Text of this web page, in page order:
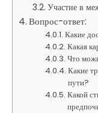
Участие в
Вопрос-ответ:
Какие
Какая
Что
Какие
пути?
Какой